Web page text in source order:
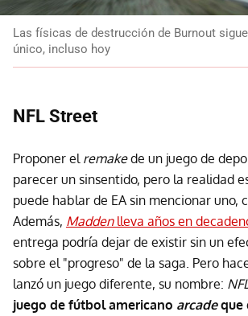
Las físicas de destrucción de Burnout
único, incluso hoy
NFL Street
Proponer el remakede un juego de
parecer un sinsentido, pero la realidad
puede hablar de EA sin mencionar uno,
Además, Madden lleva años en
entrega podría dejar de existir sin un
sobre el "progreso" de la saga. Pero
lanzó un juego diferente, su nombre:
juego de fútbol americano arcadeque